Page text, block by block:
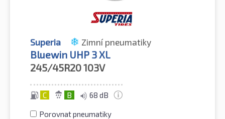
Superia Zimní pneumatiky
Bluewin UHP 3 XL
245/45R20103V
C B 68 dB
Porovnat pneumatiky